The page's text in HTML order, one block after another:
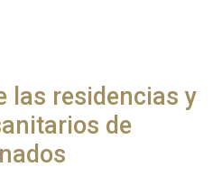
las residencias y
de